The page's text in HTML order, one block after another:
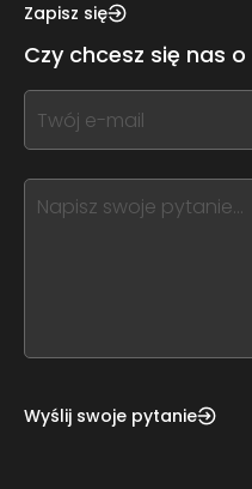
this,
this
form
field
blank
Zapisz się
Czy chcesz się nas
If
you
this,
leave
Wyślij swoje pytanie